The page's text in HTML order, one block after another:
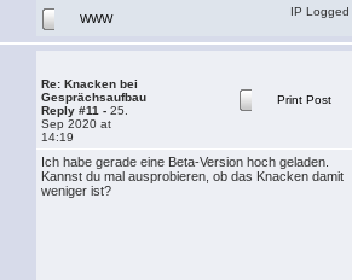
WWW
IP Logged
Re: Knacken bei
Gesprächsaufbau
Reply #11 - 25.
Sep 2020 at
14:19
Print Post
Ich habe gerade eine Beta-Version hoch geladen.
Kannst du mal ausprobieren, ob das Knacken damit
weniger ist?